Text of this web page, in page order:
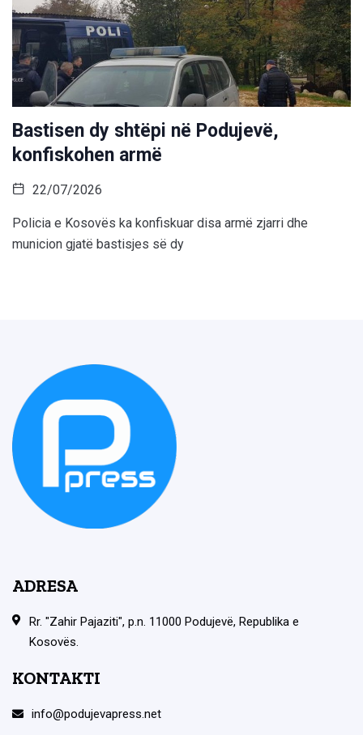
Bastisen dy shtëpi në Podujevë,
konfiskohen armë
22/07/2026
Policia e Kosovës ka konfiskuar disa armë zjarri dhe
municion gjatë bastisjes së dy
ADRESA
Rr. "Zahir Pajaziti", p.n. 11000 Podujevë, Republika e
Kosovës.
KONTAKTI
info@podujevapress.net